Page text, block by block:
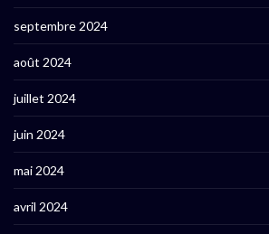
septembre 2024
août 2024
juillet 2024
juin 2024
mai 2024
avril 2024